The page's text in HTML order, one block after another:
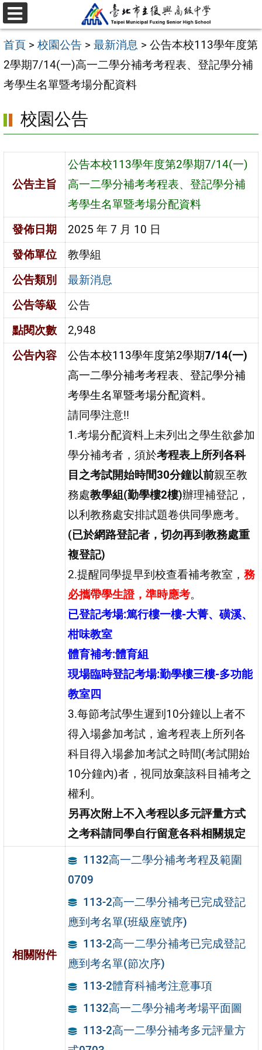
跳
至
主
要
內
區
選
單
首頁 > 校園公告 > 最新消息 > 公告本校113學年度第
2學期7/14(一)高一二學分補考考程表、登記學分補
考學生名單暨考場分配資料
校園公告
公告主旨
公告本校113學年度第2學期7/14(一)
高一二學分補考考程表、登記學分補
考學生名單暨考場分配資料
發佈日期
2025 年 7 月 10 日
發佈單位
教學組
公告類別
最新消息
公告等級
公告
點閱次數
2,948
公告內容
公告本校113學年度第2學期7/14(一)
高一二學分補考考程表、登記學分補
考學生名單暨考場分配資料。
請同學注意!!
1.考場分配資料上未列出之學生欲參加
學分補考者，須於考程表上所列各科
目之考試開始時間30分鐘以前親至教
務處教學組(勤學樓2樓)辦理補登記，
以利教務處安排試題卷供同學應考。
(已於網路登記者，切勿再到教務處重
複登記)
2.提醒同學提早到校查看補考教室，務
必攜帶學生證，準時應考。
已登記考場:篤行樓一樓-大菁、磺溪、
柑味教室
體育補考:體育組
現場臨時登記考場:勤學樓三樓-多功能
教室四
3.每節考試學生遲到10分鐘以上者不
得入場參加考試，逾考程表上所列各
科目得入場參加考試之時間(考試開始
10分鐘內)者，視同放棄該科目補考之
權利。
另再次附上不入考程以多元評量方式
之考科請同學自行留意各科相關規定
相關附件
1132高一二學分補考考程及範圍
0709
113-2高一二學分補考已完成登記
應到考名單(班級座號序)
113-2高一二學分補考已完成登記
應到考名單(節次序)
113-2體育科補考注意事項
1132高一二學分補考考場平面圖
113-2高一二學分補考多元評量方